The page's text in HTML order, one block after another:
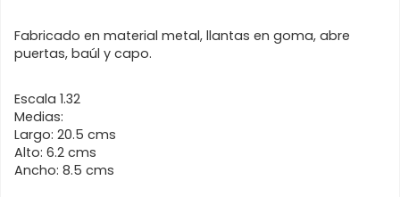
Fabricado en material metal, llantas en goma, abre
puertas, baúl y capo.
Escala 1.32
Medias:
Largo: 20.5 cms
Alto: 6.2 cms
Ancho: 8.5 cms